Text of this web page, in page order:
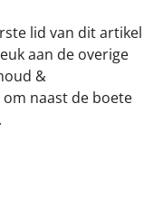
lid van dit artikel
aan de overige
&
naast de boete